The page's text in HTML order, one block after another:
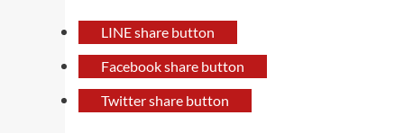
LINE share button
Facebook share button
Twitter share button